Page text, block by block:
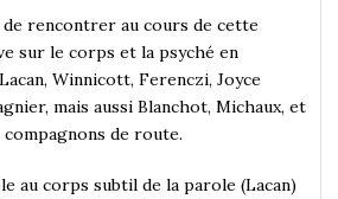
de rencontrer au cours de cette
sur le corps et la psyché en
Winnicott, Ferenczi, Joyce
mais aussi Blanchot, Michaux, et
de route.
au corps subtil de la parole (Lacan)